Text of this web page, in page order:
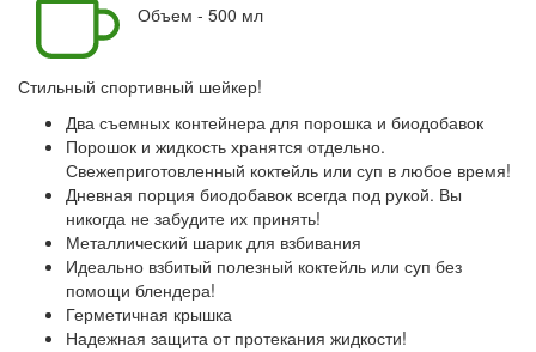
Объем - 500 мл
Стильный спортивный шейкер!
Два съемных контейнера для порошка и биодобавок
Порошок и жидкость хранятся отдельно.
Свежеприготовленный коктейль или суп в любое время!
Дневная порция биодобавок всегда под рукой. Вы
никогда не забудите их принять!
Металлический шарик для взбивания
Идеально взбитый полезный коктейль или суп без
помощи блендера!
Герметичная крышка
Надежная защита от протекания жидкости!